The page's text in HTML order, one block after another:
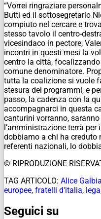
“Vorrei ringraziare
Butti ed il sottosegretario
compiuto nel cercare e
stesso tavolo il centro-
vicesindaco in pectore,
incontri in questi mesi la
centro la città,
comune denominatore.
tutta la coalizione si vuole
stesura dei programmi, e
passo, la cadenza con la
accompagnarci in questa
canturini vorranno,
l’amministrazione terrà
dobbiamo a chi ha creduto
referenti nazionali, lo
© RIPRODUZIONE
TAG ARTICOLO: Alice
europee, fratelli d'italia, lega
Seguici su